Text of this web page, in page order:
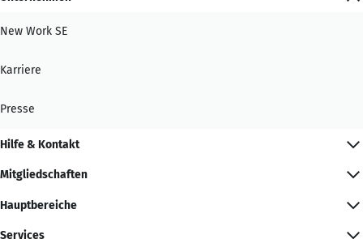
New Work SE
Karriere
Presse
Hilfe & Kontakt
Mitgliedschaften
Hauptbereiche
Services